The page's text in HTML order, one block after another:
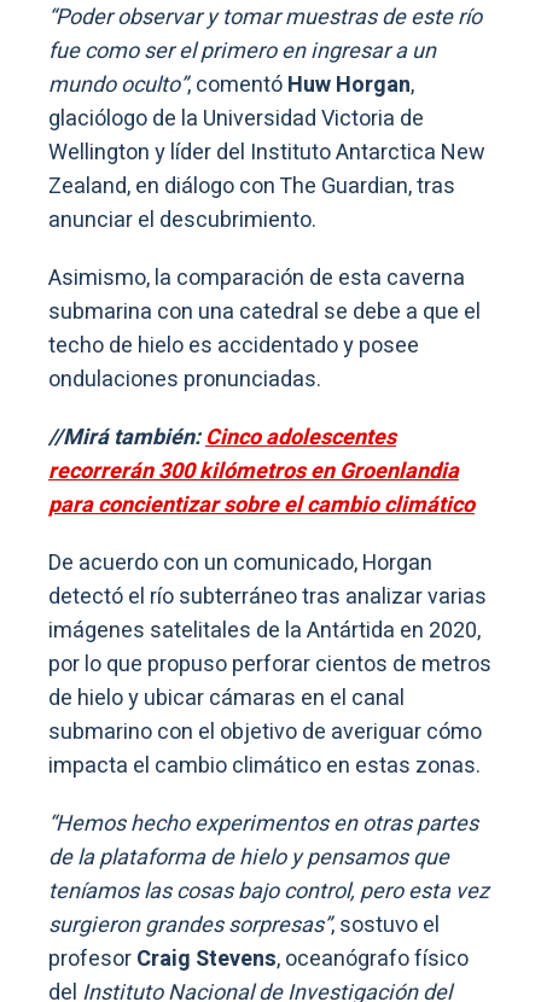
“Poder observar y tomar muestras de este río
fue como ser el primero en ingresar a un
mundo oculto”, comentóHuw Horgan,
glaciólogo de la Universidad Victoria de
Wellington y líder del Instituto Antarctica New
Zealand, en diálogo con The Guardian, tras
anunciar el descubrimiento.
Asimismo, la comparación de esta caverna
submarina con una catedral se debe a que el
techo de hielo es accidentado y posee
ondulaciones pronunciadas.
//Mirá también:Cinco adolescentes
recorrerán 300 kilómetros en Groenlandia
para concientizar sobre el cambio climático
De acuerdo con un comunicado, Horgan
detectó el río subterráneo tras analizar varias
imágenes satelitales de la Antártida en 2020,
por lo que propuso perforar cientos de metros
de hielo y ubicar cámaras en el canal
submarino con el objetivo de averiguar cómo
impacta el cambio climático en estas zonas.
“Hemos hecho experimentos en otras partes
de la plataforma de hielo y pensamos que
teníamos las cosas bajo control, pero esta vez
surgieron grandes sorpresas”, sostuvo el
profesorCraig Stevens, oceanógrafo físico
del Instituto Nacional de Investigación del